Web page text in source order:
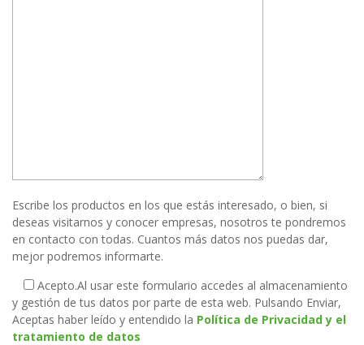
Escribe los productos en los que estás interesado, o bien, si
deseas visitarnos y conocer empresas, nosotros te pondremos
en contacto con todas. Cuantos más datos nos puedas dar,
mejor podremos informarte.
Acepto.Al usar este formulario accedes al almacenamiento
y gestión de tus datos por parte de esta web. Pulsando Enviar,
Aceptas haber leído y entendido la Política de Privacidad y el
tratamiento de datos